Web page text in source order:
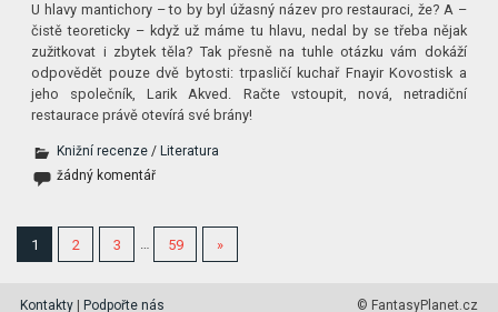
U hlavy mantichory – to by byl úžasný název pro restauraci, že? A –
čistě teoreticky – když už máme tu hlavu, nedal by se třeba nějak
zužitkovat i zbytek těla? Tak přesně na tuhle otázku vám dokáží
odpovědět pouze dvě bytosti: trpasličí kuchař Fnayir Kovostisk a
jeho společník, Larik Akved. Račte vstoupit, nová, netradiční
restaurace právě otevírá své brány!
Knižní recenze / Literatura
žádný komentář
1 2 3 … 59 »
Kontakty | Podpořte nás © FantasyPlanet.cz